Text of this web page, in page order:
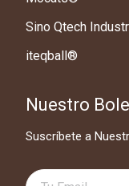
Sino Qtech
iteqball®
Nuestro
Suscríbete a